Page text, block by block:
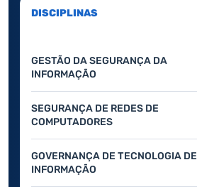
DISCIPLINAS
GESTÃO DA SEGURANÇA DA
INFORMAÇÃO
SEGURANÇA DE REDES DE
COMPUTADORES
GOVERNANÇA DE TECNOLOGIA DE
INFORMAÇÃO